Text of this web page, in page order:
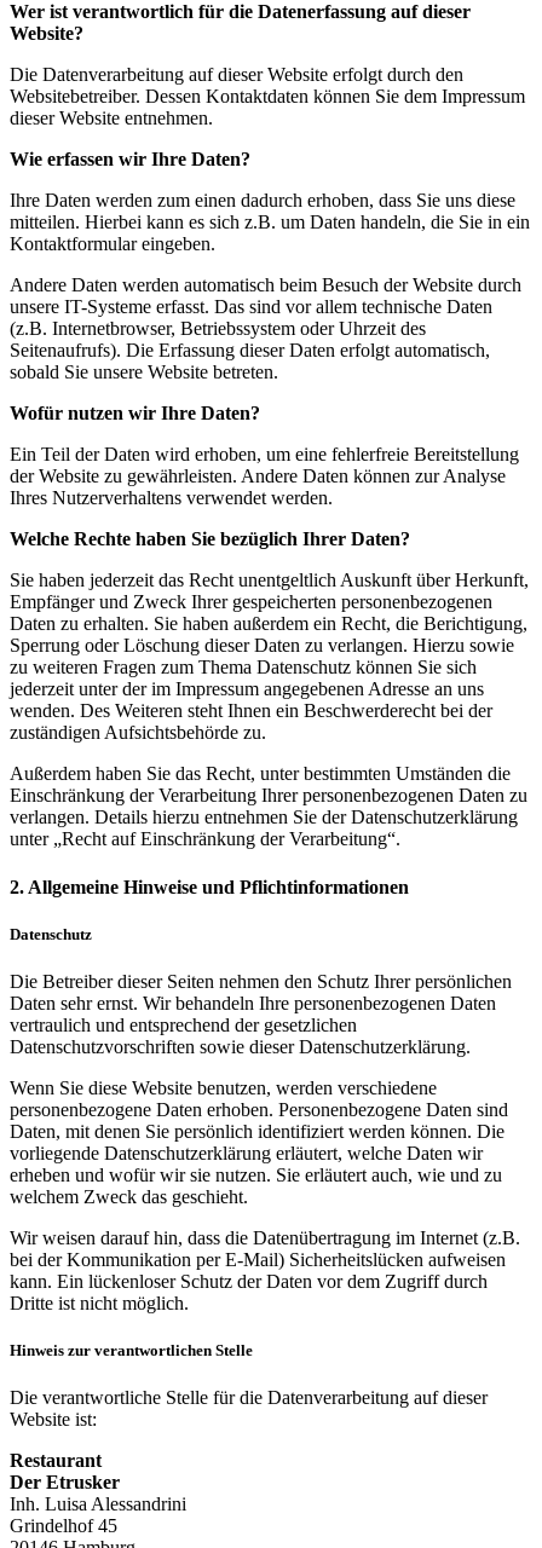
Wer ist verantwortlich für die Datenerfassung auf dieser
Website?
Die Datenverarbeitung auf dieser Website erfolgt durch den
Websitebetreiber. Dessen Kontaktdaten können Sie dem Impressum
dieser Website entnehmen.
Wie erfassen wir Ihre Daten?
Ihre Daten werden zum einen dadurch erhoben, dass Sie uns diese
mitteilen. Hierbei kann es sich z.B. um Daten handeln, die Sie in ein
Kontaktformular eingeben.
Andere Daten werden automatisch beim Besuch der Website durch
unsere IT-Systeme erfasst. Das sind vor allem technische Daten
(z.B. Internetbrowser, Betriebssystem oder Uhrzeit des
Seitenaufrufs). Die Erfassung dieser Daten erfolgt automatisch,
sobald Sie unsere Website betreten.
Wofür nutzen wir Ihre Daten?
Ein Teil der Daten wird erhoben, um eine fehlerfreie Bereitstellung
der Website zu gewährleisten. Andere Daten können zur Analyse
Ihres Nutzerverhaltens verwendet werden.
Welche Rechte haben Sie bezüglich Ihrer Daten?
Sie haben jederzeit das Recht unentgeltlich Auskunft über Herkunft,
Empfänger und Zweck Ihrer gespeicherten personenbezogenen
Daten zu erhalten. Sie haben außerdem ein Recht, die Berichtigung,
Sperrung oder Löschung dieser Daten zu verlangen. Hierzu sowie
zu weiteren Fragen zum Thema Datenschutz können Sie sich
jederzeit unter der im Impressum angegebenen Adresse an uns
wenden. Des Weiteren steht Ihnen ein Beschwerderecht bei der
zuständigen Aufsichtsbehörde zu.
Außerdem haben Sie das Recht, unter bestimmten Umständen die
Einschränkung der Verarbeitung Ihrer personenbezogenen Daten zu
verlangen. Details hierzu entnehmen Sie der Datenschutzerklärung
unter „Recht auf Einschränkung der Verarbeitung“.
2. Allgemeine Hinweise und Pflichtinformationen
Datenschutz
Die Betreiber dieser Seiten nehmen den Schutz Ihrer persönlichen
Daten sehr ernst. Wir behandeln Ihre personenbezogenen Daten
vertraulich und entsprechend der gesetzlichen
Datenschutzvorschriften sowie dieser Datenschutzerklärung.
Wenn Sie diese Website benutzen, werden verschiedene
personenbezogene Daten erhoben. Personenbezogene Daten sind
Daten, mit denen Sie persönlich identifiziert werden können. Die
vorliegende Datenschutzerklärung erläutert, welche Daten wir
erheben und wofür wir sie nutzen. Sie erläutert auch, wie und zu
welchem Zweck das geschieht.
Wir weisen darauf hin, dass die Datenübertragung im Internet (z.B.
bei der Kommunikation per E-Mail) Sicherheitslücken aufweisen
kann. Ein lückenloser Schutz der Daten vor dem Zugriff durch
Dritte ist nicht möglich.
Hinweis zur verantwortlichen Stelle
Die verantwortliche Stelle für die Datenverarbeitung auf dieser
Website ist:
Restaurant
Der Etrusker
Inh. Luisa Alessandrini
Grindelhof 45